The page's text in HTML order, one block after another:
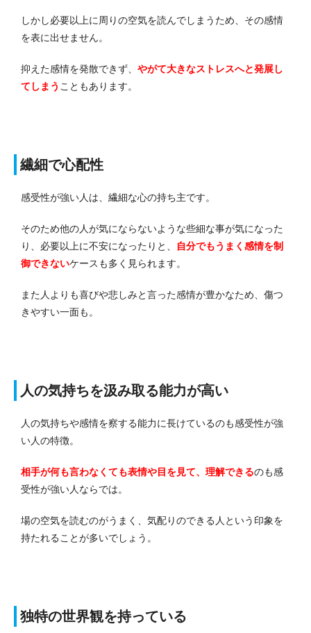
しかし必要以上に周りの空気を読んでしまうため、その感情
を表に出せません。
抑えた感情を発散できず、 やがて大きなストレスへと発展し
てしまう こともあります。
繊細で心配性
感受性が強い人は、繊細な心の持ち主です。
そのため他の人が気にならないような些細な事が気になった
り、必要以上に不安になったりと、
自分でもうまく感情を制
御できないケースも多く見られます。
また人よりも喜びや悲しみと言った感情が豊かなため、傷つ
きやすい一面も。
人の気持ちを汲み取る能力が高い
人の気持ちや感情を察する能力に長けているのも感受性が強
い人の特徴。
相手が何も言わなくても表情や目を見て、理解できるのも感
受性が強い人ならでは。
場の空気を読むのがうまく、気配りのできる人という印象を
持たれることが多いでしょう。
独特の世界観を持っている